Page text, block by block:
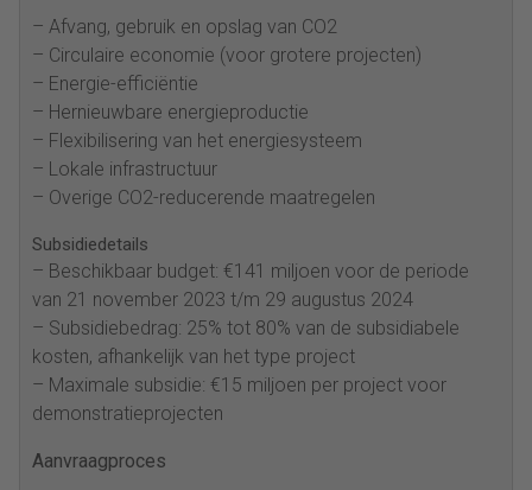
– Afvang, gebruik en opslag van CO2
– Circulaire economie (voor grotere projecten)
– Energie-efficiëntie
– Hernieuwbare energieproductie
– Flexibilisering van het energiesysteem
– Lokale infrastructuur
– Overige CO2-reducerende maatregelen
Subsidiedetails
– Beschikbaar budget: €141 miljoen voor de periode
van 21 november 2023 t/m 29 augustus 2024
– Subsidiebedrag: 25% tot 80% van de subsidiabele
kosten, afhankelijk van het type project
– Maximale subsidie: €15 miljoen per project voor
demonstratieprojecten
Aanvraagproces